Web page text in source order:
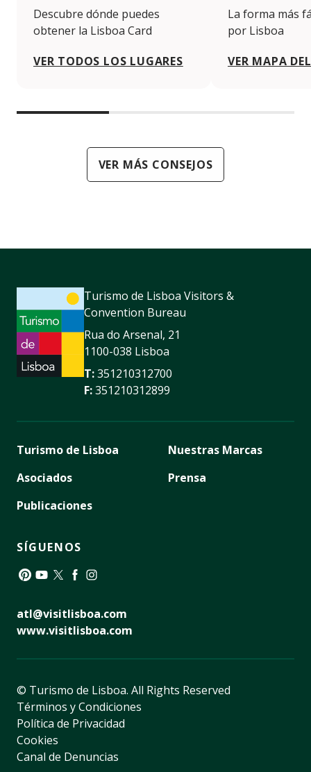
Descubre dónde puedes
obtener la Lisboa Card
VER TODOS LOS LUGARES
La forma más
por Lisboa
VER MAPA
VER MÁS CONSEJOS
Turismo de Lisboa Visitors &
Convention Bureau
Rua do Arsenal, 21
1100-038 Lisboa
T:351210312700
F:351210312899
Turismo de Lisboa
Asociados
Publicaciones
Nuestras Marcas
Prensa
SÍGUENOS
atl@visitlisboa.com
www.visitlisboa.com
© Turismo de Lisboa. All Rights Reserved
Términos y Condiciones
Política de Privacidad
Cookies
Canal de Denuncias